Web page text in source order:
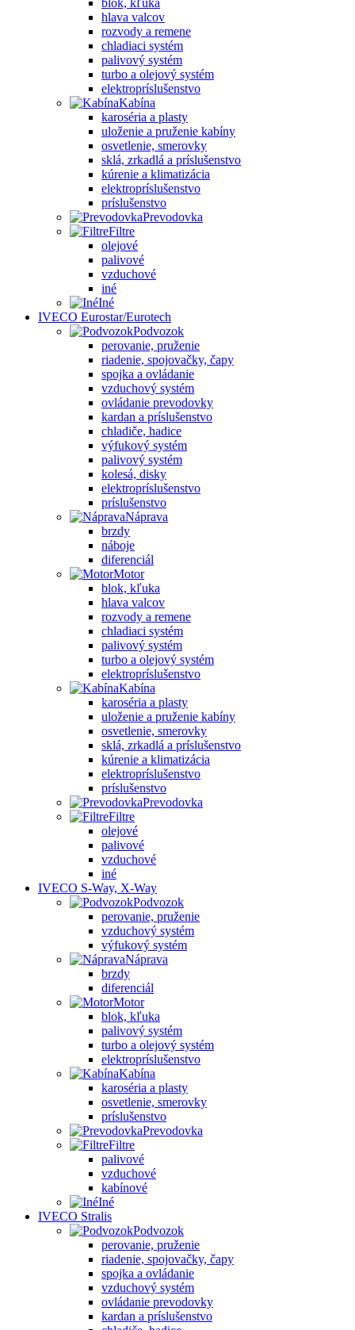
blok, kľuka
hlava valcov
rozvody a remene
chladiaci systém
palivový systém
turbo a olejový systém
elektropríslušenstvo
Kabína
karoséria a plasty
uloženie a pruženie kabíny
osvetlenie, smerovky
sklá, zrkadlá a príslušenstvo
kúrenie a klimatizácia
elektropríslušenstvo
príslušenstvo
Prevodovka
Filtre
olejové
palivové
vzduchové
iné
Iné
IVECO Eurostar/Eurotech
Podvozok
perovanie, pruženie
riadenie, spojovačky, čapy
spojka a ovládanie
vzduchový systém
ovládanie prevodovky
kardan a príslušenstvo
chladiče, hadice
výfukový systém
palivový systém
kolesá, disky
elektropríslušenstvo
príslušenstvo
Náprava
brzdy
náboje
diferenciál
Motor
blok, kľuka
hlava valcov
rozvody a remene
chladiaci systém
palivový systém
turbo a olejový systém
elektropríslušenstvo
Kabína
karoséria a plasty
uloženie a pruženie kabíny
osvetlenie, smerovky
sklá, zrkadlá a príslušenstvo
kúrenie a klimatizácia
elektropríslušenstvo
príslušenstvo
Prevodovka
Filtre
olejové
palivové
vzduchové
iné
IVECO S-Way, X-Way
Podvozok
perovanie, pruženie
vzduchový systém
výfukový systém
Náprava
brzdy
diferenciál
Motor
blok, kľuka
palivový systém
turbo a olejový systém
elektropríslušenstvo
Kabína
karoséria a plasty
osvetlenie, smerovky
príslušenstvo
Prevodovka
Filtre
palivové
vzduchové
kabínové
Iné
IVECO Stralis
Podvozok
perovanie, pruženie
riadenie, spojovačky, čapy
spojka a ovládanie
vzduchový systém
ovládanie prevodovky
kardan a príslušenstvo